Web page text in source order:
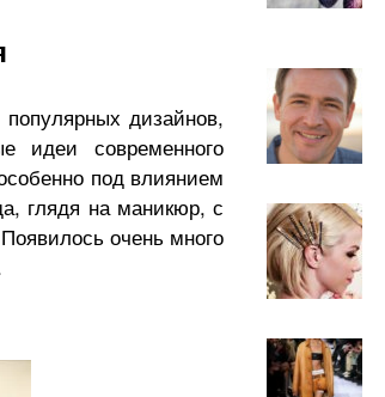
дизайнов,
идеи современного
под влиянием
глядя на маникюр, с
очень много